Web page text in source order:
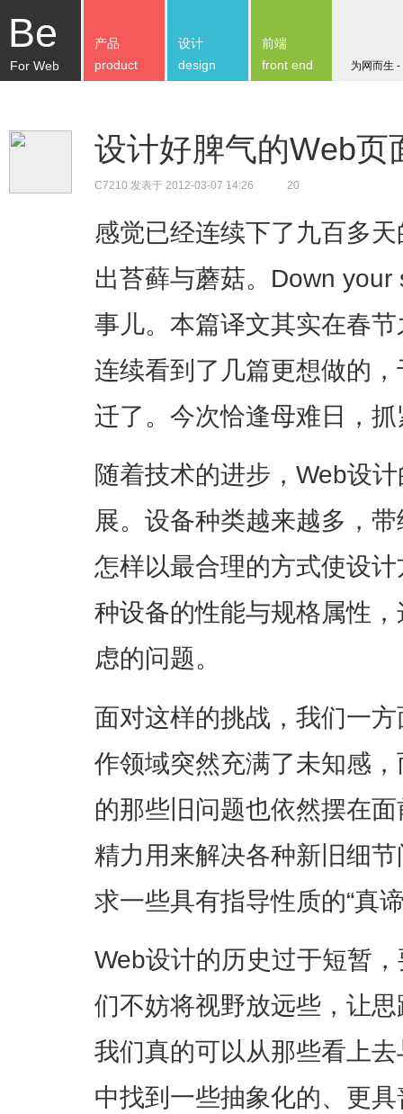
Be
For Web 为网而生
产品
product
设计
design
前端
front end
设计好脾气的Web页
C7210 发表于 2012-03-07 14:26 20
感觉已经连续下了九百多
出苔藓与蘑菇。Down
事儿。本篇译文其实在春
连续看到了几篇更想做的
迁了。今次恰逢母难日，
随着技术的进步，Web设
展。设备种类越来越多，
怎样以最合理的方式使设
种设备的性能与规格属性
虑的问题。
面对这样的挑战，我们一
作领域突然充满了未知感
的那些旧问题也依然摆在
精力用来解决各种新旧细
求一些具有指导性质的“真
Web设计的历史过于短暂
们不妨将视野放远些，让
我们真的可以从那些看上
中找到一些抽象化的、更